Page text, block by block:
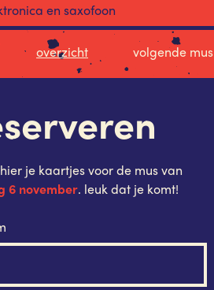
en saxofoon
overzicht volgende mus
je kaartjes voor de mus van
6 november. leuk dat je komt!